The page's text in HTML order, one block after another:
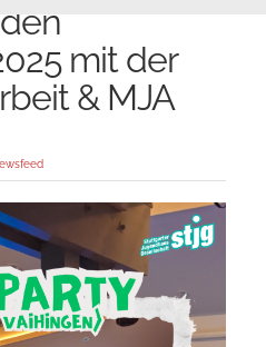
mit der
& MJA